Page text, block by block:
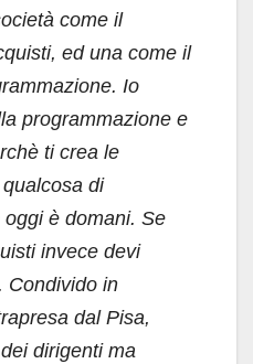
come il
ed una come il
Io
programmazione e
ti crea le
di
è domani. Se
invece devi
Condivido in
dal Pisa,
dirigenti ma